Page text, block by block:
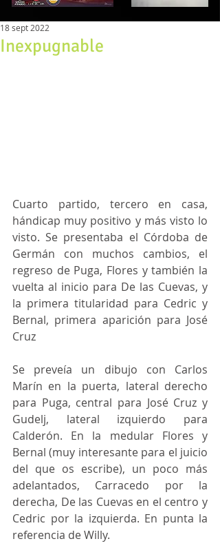
Inexpugnable
18 sept 2022
Cuarto partido, tercero en casa,
hándicap muy positivo y más visto lo
visto. Se presentaba el Córdoba de
Germán con muchos cambios, el
regreso de Puga, Flores y también la
vuelta al inicio para De las Cuevas, y
la primera titularidad para Cedric y
Bernal, primera aparición para José
Cruz
Se preveía un dibujo con Carlos
Marín en la puerta, lateral derecho
para Puga, central para José Cruz y
Gudelj, lateral izquierdo para
Calderón. En la medular Flores y
Bernal (muy interesante para el juicio
del que os escribe), un poco más
adelantados, Carracedo por la
derecha, De las Cuevas en el centro y
Cedric por la izquierda. En punta la
referencia de Willy.